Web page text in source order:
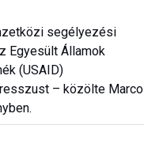
segélyezési
Egyesült Államok
(USAID)
– közölte Marco